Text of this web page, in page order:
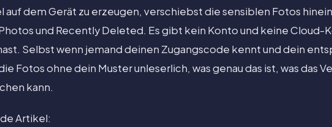
auf dem Gerät zu erzeugen, verschiebst die sensiblen Fotos
und Recently Deleted. Es gibt kein Konto und keine Cloud-
Selbst wenn jemand deinen Zugangscode kennt und dein
Fotos ohne dein Muster unleserlich, was genau das ist, was das
kann.
Artikel: